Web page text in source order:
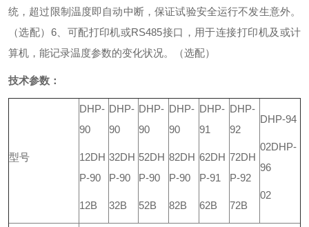
统，超过限制温度即自动中断，保证试验安全运行不发生意外。
（选配） 6、可配打印机或RS485接口，用于连接打印机及或计
算机，能记录温度参数的变化状况。（选配）
技术参数：
型号
DHP-
90
12DH
P-90
12B
DHP-
90
32DH
P-90
32B
DHP-
90
52DH
P-90
52B
DHP-
90
82DH
P-90
82B
DHP-
91
62DH
P-91
62B
DHP-
92
72DH
P-92
72B
DHP-94
02DHP-
96
02